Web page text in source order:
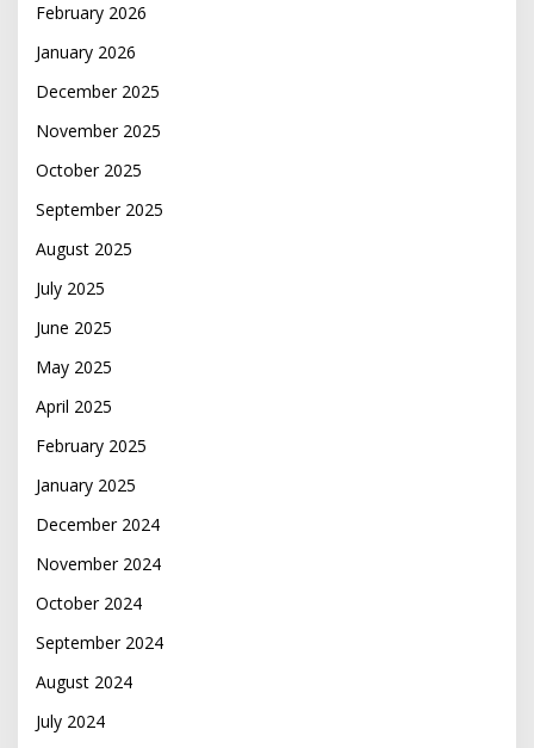
February 2026
January 2026
December 2025
November 2025
October 2025
September 2025
August 2025
July 2025
June 2025
May 2025
April 2025
February 2025
January 2025
December 2024
November 2024
October 2024
September 2024
August 2024
July 2024